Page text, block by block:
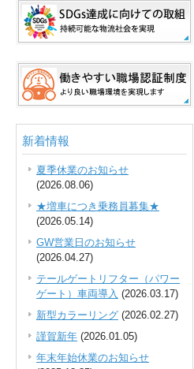
新着情報
夏季休業のお知らせ
(2026.08.06)
★増車につき乗務員募集★
(2026.05.14)
GW営業日のお知らせ
(2026.04.27)
テールゲートリフター（パワー
ゲート）車両導入 (2026.03.17)
新型カラーリング (2026.02.27)
謹賀新年 (2026.01.05)
年末年始休業のお知らせ